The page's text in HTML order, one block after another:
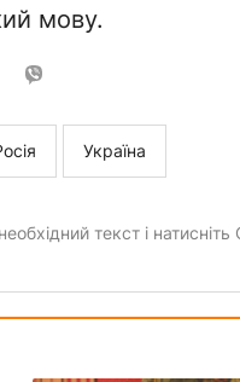
мову.
Україна
текст і